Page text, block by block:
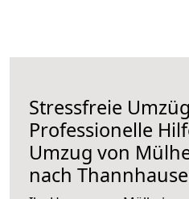
Stressfreie
Professionelle
Umzug von
nach